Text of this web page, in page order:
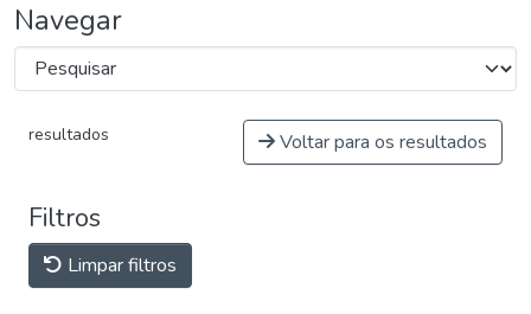
Navegar
resultados Voltar para os resultados
Filtros
Limpar filtros